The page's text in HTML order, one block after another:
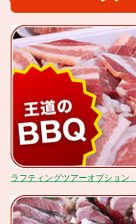
ラフティングツアーオプショ